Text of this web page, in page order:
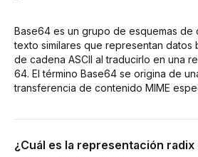
Base64 es un grupo de esquemas
texto similares que representan datos
de cadena ASCII al traducirlo en una
64. El término Base64 se origina de
transferencia de contenido MIME
¿Cuál es la representación radix